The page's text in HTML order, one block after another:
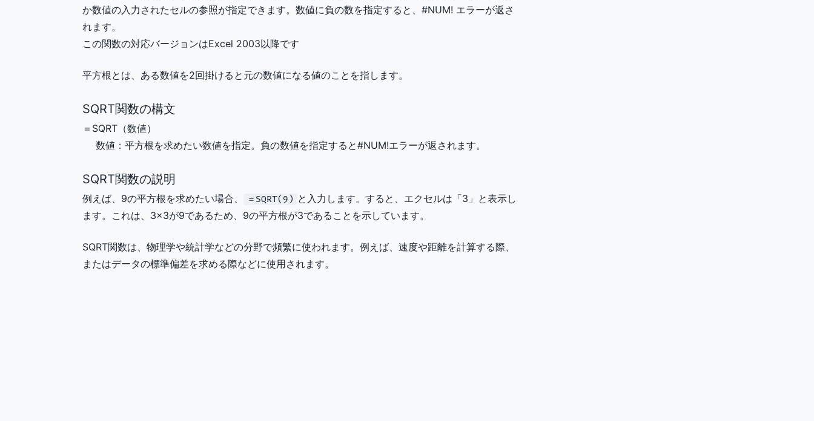
か数値の入力されたセルの参照が指定できます。数値に負の数を指定すると、#NUM! エラーが返さ
れます。
この関数の対応バージョンはExcel 2003以降です
平方根とは、ある数値を2回掛けると元の数値になる値のことを指します。
SQRT関数の構文
＝SQRT（数値）
数値 ：平方根を求めたい数値を指定。負の数値を指定すると#NUM!エラーが返されます。
SQRT関数の説明
例えば、9の平方根を求めたい場合、 ＝SQRT(9) と入力します。すると、エクセルは「3」と表示し
ます。これは、3×3が9であるため、9の平方根が3であることを示しています。
SQRT関数は、物理学や統計学などの分野で頻繁に使われます。例えば、速度や距離を計算する際、
またはデータの標準偏差を求める際などに使用されます。